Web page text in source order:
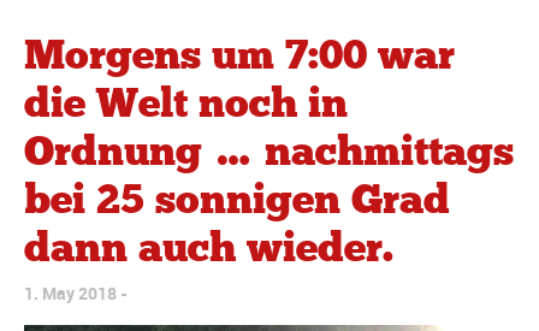
Morgens um 7:00 war
die Welt noch in
Ordnung … nachmittags
bei 25 sonnigen Grad
dann auch wieder.
1. May 2018